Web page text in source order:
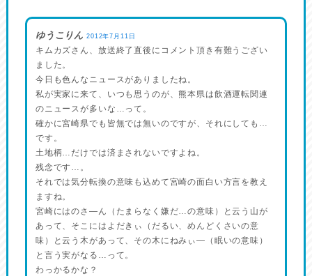
ゆうこりん 2012年7月11日
キムカズさん、放送終了直後にコメント頂き有難うござい
ました。
今日も色んなニュースがありましたね。
私が実家に来て、いつも思うのが、熊本県は飲酒運転関連
のニュースが多いな…って。
確かに宮崎県でも皆無では無いのですが、それにしても…
です。
土地柄…だけでは済まされないですよね。
残念です…。
それでは気分転換の意味も込めて宮崎の面白い方言を教え
ますね。
宮崎にはのさ―ん（たまらなく嫌だ…の意味）と云う山が
あって、そこにはよだきぃ（だるい、めんどくさいの意
味）と云う木があって、その木にねみぃ―（眠いの意味）
と言う実がなる…って。
わっかるかな？